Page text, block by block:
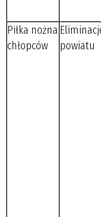
Piłka nożna
chłopców
powiatu